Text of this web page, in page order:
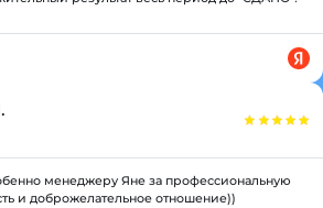
менеджеру Яне за профессиональную
и доброжелательное отношение))